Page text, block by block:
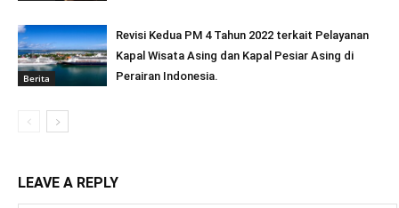
Berita
Revisi Kedua PM 4 Tahun 2022 terkait Pelayanan
Kapal Wisata Asing dan Kapal Pesiar Asing di
Perairan Indonesia.
LEAVE A REPLY